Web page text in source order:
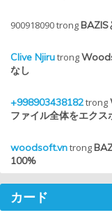
900918090trong
Clive Njirutrong
なし
+998903438182trong
ファイル全体をエクス
woodsoft.vntrong
100%
カード